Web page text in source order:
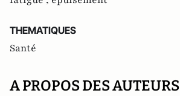
THEMATIQUES
Santé
A PROPOS DES AUTEURS